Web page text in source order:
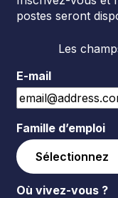
postes seront
Les
E-mail
Famille d’emploi
Où vivez-vous ?